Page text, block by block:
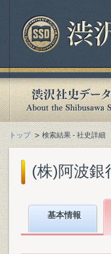
トップ 検索結果 - 社史詳細
(株)阿波銀
基本情報